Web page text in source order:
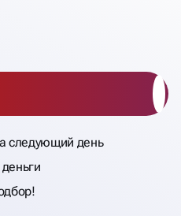
следующий день